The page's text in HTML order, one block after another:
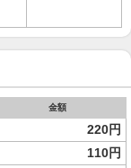
金額
220円
110円